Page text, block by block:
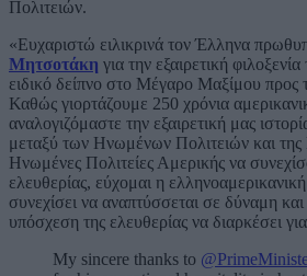
Πολιτειών.
«Ευχαριστώ ειλικρινά τον Έλληνα
Μητσοτάκη για την εξαιρετική
ειδικό δείπνο στο Μέγαρο Μαξίμου προς
Καθώς γιορτάζουμε 250 χρόνια
αναλογιζόμαστε την εξαιρετική μας
μεταξύ των Ηνωμένων Πολιτειών και της
Ηνωμένες Πολιτείες Αμερικής να
ελευθερίας, εύχομαι η
συνεχίσει να αναπτύσσεται σε δύναμη
υπόσχεση της ελευθερίας να διαρκέσει
My sincere thanks to